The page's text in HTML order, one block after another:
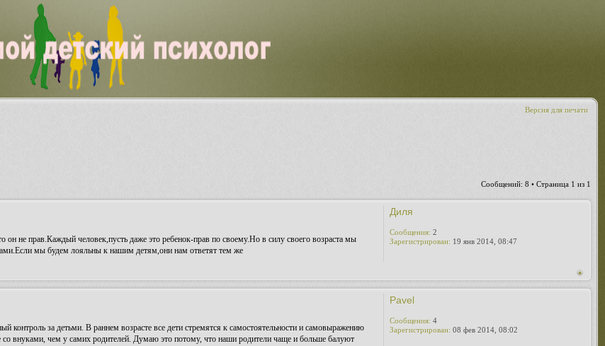
Версия для печати
Сообщений: 8 • Страница 1 из 1
он не прав.Каждый человек,пусть даже это ребенок-прав по своему.Но в силу своего возраста мы
мы будем лояльны к нашим детям,они нам ответят тем же
Диля
Сообщения: 2
Зарегистрирован: 19 янв 2014, 08:47
за детьми. В раннем возрасте все дети стремятся к самостоятельности и самовыражению
внуками, чем у самих родителей. Думаю это потому, что наши родители чаще и больше балуют
Pavel
Сообщения: 4
Зарегистрирован: 08 фев 2014, 08:02